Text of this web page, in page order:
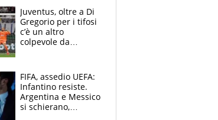
Ducati in affanno
Juventus, oltre a Di
Gregorio per i tifosi
c’è un altro
colpevole da
FIFA, assedio UEFA:
Infantino resiste.
Argentina e Messico
si schierano,